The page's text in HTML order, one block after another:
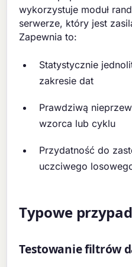
wykorzystuje moduł
serwerze, który jest
Zapewnia to:
Statystycznie
zakresie dat
Prawdziwą
wzorca lub cyklu
Przydatność do
uczciwego
Typowe
Testowanie filtrów